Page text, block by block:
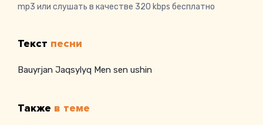
mp3 или слушать в качестве 320 kbps бесплатно
Текст песни
Bauyrjan Jaqsylyq Men sen ushin
Также в теме